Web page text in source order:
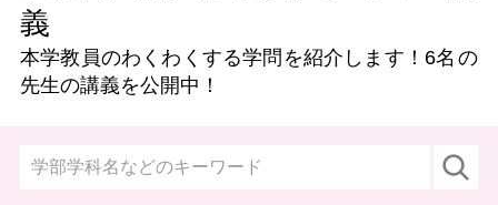
義
本学教員のわくわくする学問を紹介します！ 6名 の
先生の講義を公開中！